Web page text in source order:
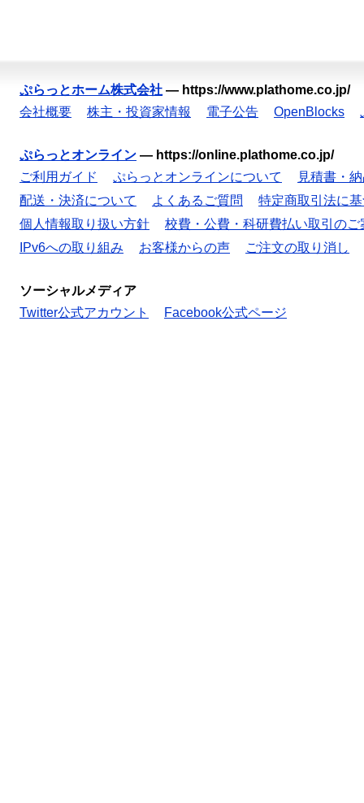
ぷらっとホーム株式会社 — https://www.plathome.co.jp/
会社概要
株主・投資家情報 電子公告 OpenBlocks
ぷらっとオンライン — https://online.plathome.co.jp/
ご利用ガイド
ぷらっとオンラインについて
見積書・
配送・決済について
よくあるご質問
特定商取引法に
個人情報取り扱い方針
校費・公費・科研費払い取引のご
IPv6への取り組み
お客様からの声 ご注文の取り消し
ソーシャルメディア
Twitter公式アカウント
Facebook公式ページ